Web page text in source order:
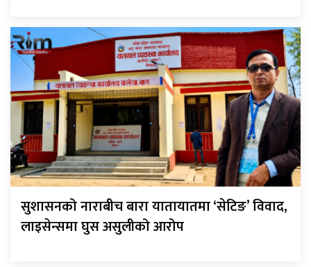
सुशासनको नाराबीच बारा यातायातमा ‘सेटिङ’ विवाद,
लाइसेन्समा घुस असुलीको आरोप